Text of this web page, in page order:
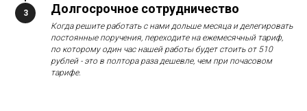
Долгосрочное сотрудничество
Когда решите работать с нами дольше месяца и делегировать
постоянные поручения, переходите на ежемесячный тариф,
по которому один час нашей работы будет стоить от 510
рублей - это в полтора раза дешевле, чем при почасовом
тарифе.